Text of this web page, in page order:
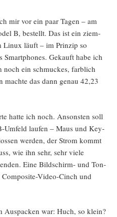
mir vor ein paar Tagen – am
B, bestellt. Das ist ein ziem­
Linux läuft – im Prin­zip so
Smart­phones. Gekauft habe ich
noch ein schmu­ckes, farb­lich
mach­te das dann genau 42,23
hat­te ich noch. Ansons­ten soll
Umfeld lau­fen – Maus und Key­
wer­den, der Strom kommt
wie ihn sehr, sehr vie­le
Eine Bild­schirm- und Ton­
Video-Cinch und
Aus­pa­cken war: Huch, so klein?